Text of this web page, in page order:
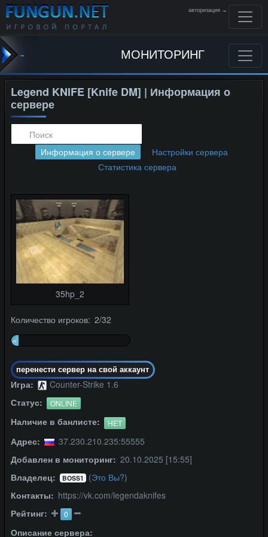
авторизация →
- МОНИТОРИНГ
Legend KNIFE [Knife DM] | Информация о
сервере
Информация о сервере
Настройки сервера
Статистика сервера
35hp_2
Количество игроков: 2/32
~
перенести сервер на свой аккаунт
Игра:
Counter-Strike 1.6
Статус:
ONLINE
Наличие в банлисте: НЕТ
Адрес:
37.230.210.235:55555
Добавлен в мониторинг: 20.10.2025 [15:55]
Владелец:
BOSS1 (Это Вы?)
Контакты: https://vk.com/legendaknifes
Рейтинг:
0
Описание сервера: